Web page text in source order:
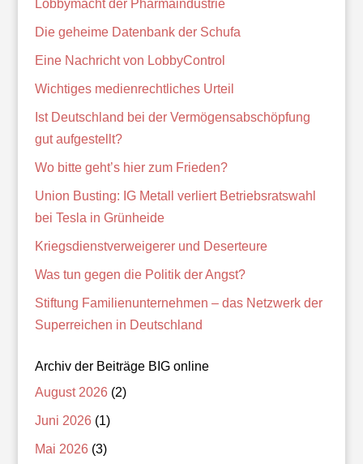
Lobbymacht der Pharmaindustrie
Die geheime Datenbank der Schufa
Eine Nachricht von LobbyControl
Wichtiges medienrechtliches Urteil
Ist Deutschland bei der Vermögensabschöpfung
gut aufgestellt?
Wo bitte geht’s hier zum Frieden?
Union Busting: IG Metall verliert Betriebsratswahl
bei Tesla in Grünheide
Kriegsdienstverweigerer und Deserteure
Was tun gegen die Politik der Angst?
Stiftung Familienunternehmen – das Netzwerk der
Superreichen in Deutschland
Archiv der Beiträge BIG online
August 2026(2)
Juni 2026(1)
Mai 2026(3)